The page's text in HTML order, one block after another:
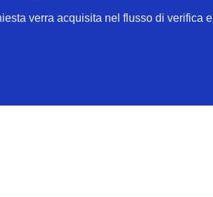
verra acquisita nel flusso di verifica e